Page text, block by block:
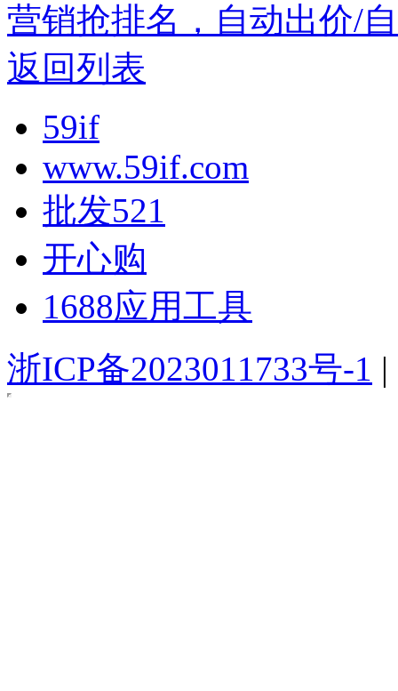
营销抢排名，自动出价/
返回列表
59if
www.59if.com
批发521
开心购
1688应用工具
浙ICP备2023011733号-1